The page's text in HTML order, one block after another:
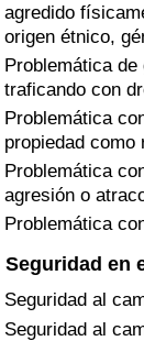
agredido
origen étnico,
Problemática
traficando con
Problemática
propiedad como
Problemática
agresión o
Problemática
Seguridad en
Seguridad al
Seguridad al
Índice de
Índice de
Índice de
Tráfico
Índice de
Índice de